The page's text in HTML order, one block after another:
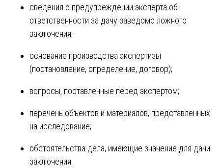
сведения о предупреждении эксперта об
ответственности за дачу заведомо ложного
заключения;
основание производства экспертизы
(постановление, определение, договор);
вопросы, поставленные перед экспертом;
перечень объектов и материалов, представленных
на исследование;
обстоятельства дела, имеющие значение для дачи
заключения.